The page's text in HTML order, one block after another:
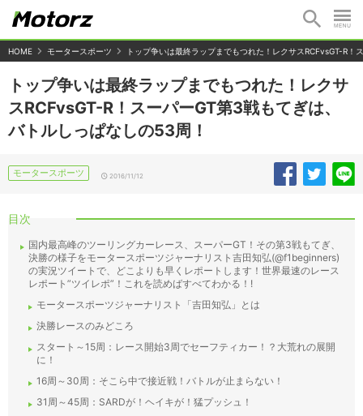
HOME モータースポーツ トップ争いは最終ラップまでもつれた！レクサスRCFvsGT-R
トップ争いは最終ラップまでもつれた！レクサ
スRCFvsGT-R！スーパーGT第3戦もてぎは、
バトルしっぱなしの53周！
モータースポーツ 2016/11/12
目次
国内最高峰のツーリングカーレース、スーパーGT！その第3戦もてぎ、
決勝の様子をモータースポーツジャーナリスト吉田知弘(@f1beginners)
の実況ツイートで、どこよりも早くレポートします！世界最速のレース
レポート”ツイレポ”！これを読めばすべてわかる！!
モータースポーツジャーナリスト「吉田知弘」とは
決勝レースのみどころ
スタート～15周：レース開始3周でセーフティカー！？大荒れの展開
に！
16周～30周：そこら中で接近戦！バトルが止まらない！
31周～45周：SARDが！ヘイキが！猛プッシュ！